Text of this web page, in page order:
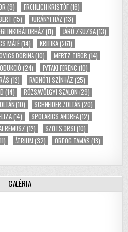
(9) FRÖHLICH KRISTÓF(16)
(15) JURÁNYI HÁZ (13)
INKUBÁTORHÁZ (11) JÁRÓ ZSUZSA(13)
MÁTÉ(14) KRITIKA(261)
DORINA(10) MERTZ TIBOR (14)
(24) PATAKI FERENC (10)
(12) RADNÓTI SZÍNHÁZ (25)
(14) RÓZSAVÖLGYI SZALON (29)
(10) SCHNEIDER ZOLTÁN (20)
(14) SPOLARICS ANDREA(12)
RÉMUSZ (12) SZŐTS ORSI (10)
ÁTRIUM (32) ÖRDÖG TAMÁS (13)
GALÉRIA